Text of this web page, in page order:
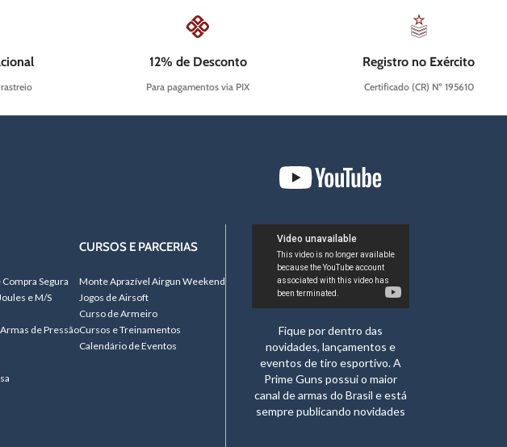
12% de Desconto
Para pagamentos via PIX
Registro no Exército
Certificado (CR) Nº 195610
Segura
e M/S
de Pressão
CURSOS E PARCERIAS
Monte Aprazível Airgun Weekend
Jogos de Airsoft
Curso de Armeiro
Cursos e Treinamentos
Calendário de Eventos
Fique por dentro das
novidades, lançamentos e
eventos de tiro esportivo. A
Prime Guns possui o maior
canal de armas do Brasil e está
sempre publicando novidades